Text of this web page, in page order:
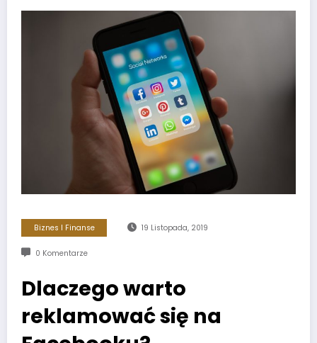
Biznes I Finanse 19 Listopada, 2019
0 Komentarze
Dlaczego warto
reklamować się na